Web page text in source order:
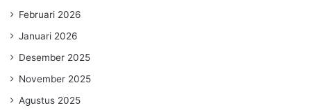
Februari 2026
Januari 2026
Desember 2025
November 2025
Agustus 2025